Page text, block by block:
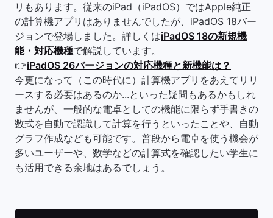
リもあります。従来のiPad（iPadOS）ではApple純正
の計算機アプリはありませんでしたが、iPadOS 18バー
ジョンで登場しました。詳しくはiPadOS 18の新規機
能・対応機種で解説しています。
👉iPadOS 26バージョンの対応機種と新機能は？
今更になって（この時代に）計算機アプリをあえてリリ
ースする必要はあるのか...といった疑問もあるかもしれ
ませんが、一般的な電卓としての機能に限らず手書きの
数式を自動で認識して計算を行うといったことや、自動
グラフ作成なども可能です。普段から電卓を使う機会が
多いユーザーや、数学などの計算式を確認したい学生に
も活用できる余地はあるでしょう。